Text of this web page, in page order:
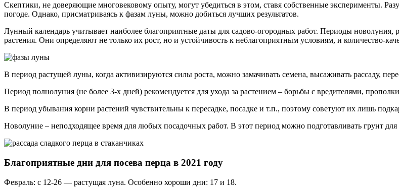
Скептики, не доверяющие многовековому опыту, могут убедиться в этом, ставя собственные эксперименты.
погоде. Однако, присматриваясь к фазам луны, можно добиться лучших результатов.
Лунный календарь учитывает наиболее благоприятные даты для садово-огородных работ. Периоды
растения. Они определяют не только их рост, но и устойчивость к неблагоприятным условиям, и количество-
В период растущей луны, когда активизируются силы роста, можно замачивать семена, высаживать рассаду,
Период полнолуния (не более 3-х дней) рекомендуется для ухода за растением – борьбы с вредителями,
В период убывания корни растений чувствительны к пересадке, посадке и т.п., поэтому советуют их лишь
Новолуние – неподходящее время для любых посадочных работ. В этот период можно подготавливать грунт для
Благоприятные дни для посева перца в 2021 году
Февраль: с 12-26 — растущая луна. Особенно хороши дни: 17 и 18.